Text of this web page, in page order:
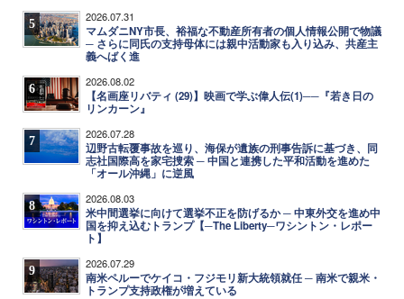
5 2026.07.31
マムダニNY市長、裕福な不動産所有者の個人情報公開で物議
─ さらに同氏の支持母体には親中活動家も入り込み、共産主
義へばく進
6 2026.08.02
【名画座リバティ (29)】映画で学ぶ偉人伝(1)──『若き日の
リンカーン』
7 2026.07.28
辺野古転覆事故を巡り、海保が遺族の刑事告訴に基づき、同
志社国際高を家宅捜索 ─ 中国と連携した平和活動を進めた
「オール沖縄」に逆風
8 2026.08.03
米中間選挙に向けて選挙不正を防げるか ─ 中東外交を進め中
国を抑え込むトランプ【─The Liberty─ワシントン・レポー
ト】
9 2026.07.29
南米ペルーでケイコ・フジモリ新大統領就任 ─ 南米で親米・
トランプ支持政権が増えている